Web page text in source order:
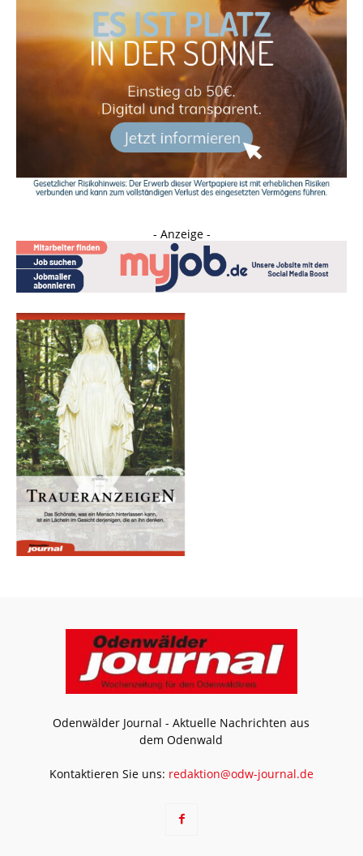
- Anzeige -
Odenwälder Journal - Aktuelle Nachrichten aus
dem Odenwald
Kontaktieren Sie uns: redaktion@odw-journal.de